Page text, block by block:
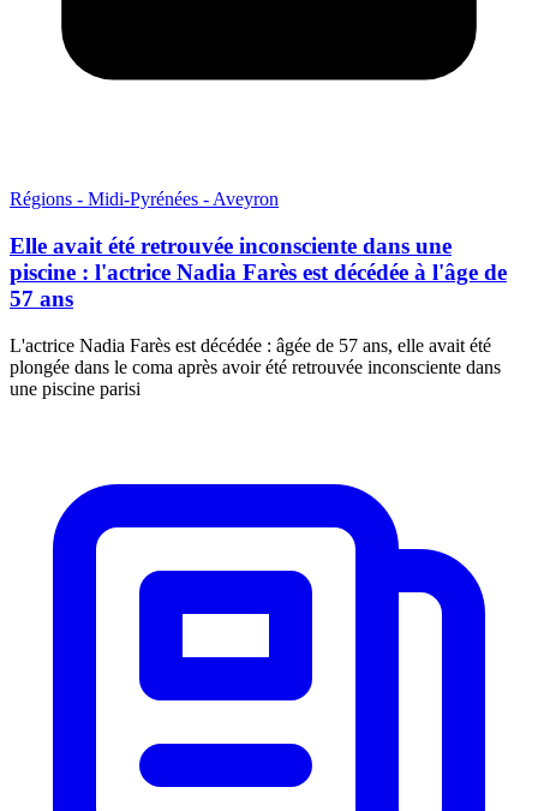
Régions - Midi-Pyrénées - Aveyron
Elle avait été retrouvée inconsciente dans une
piscine : l'actrice Nadia Farès est décédée à l'âge de
57 ans
L'actrice Nadia Farès est décédée : âgée de 57 ans, elle avait été
plongée dans le coma après avoir été retrouvée inconsciente dans
une piscine parisi